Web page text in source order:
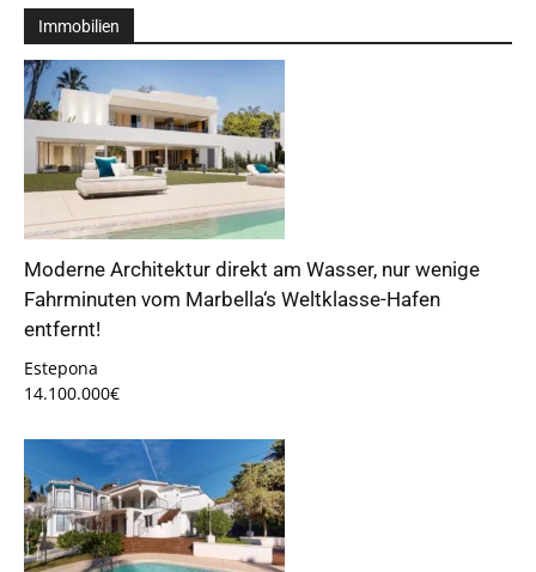
Immobilien
Moderne Architektur direkt am Wasser, nur wenige
Fahrminuten vom Marbella‘s Weltklasse-Hafen
entfernt!
Estepona
14.100.000€